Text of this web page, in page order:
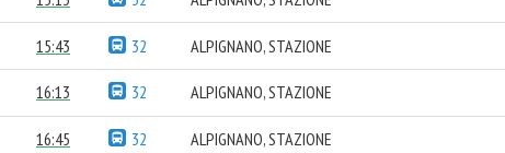
15:43 32 ALPIGNANO, STAZIONE
16:13 32 ALPIGNANO, STAZIONE
16:45 32 ALPIGNANO, STAZIONE